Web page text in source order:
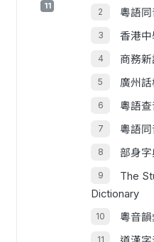
11
粵語
香港
商務
廣州
粵語
粵語
部身字
The
Dictionary
粵音韻